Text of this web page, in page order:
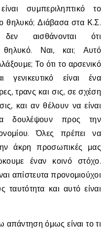
συμπεριληπτικό το
θηλυκό; Διάβασα στα Κ.Σ.
αισθάνονται ότι
θηλυκό. Ναι, και; Αυτό
Το ότι το αρσενικό
γενικευτικό είναι ένα
τρανς και σις, σε σχέση
και αν θέλουν να είναι
δουλέψουν προς την
Όλες πρέπει να
άκρη προσωπικές μας
έναν κοινό στόχο.
απίστευτα προνομιούχοι
και αυτό είναι
όμως είναι το τι